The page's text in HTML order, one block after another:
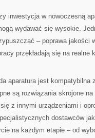
inwestycja w nowoczesną
wydawać się wysokie.
– poprawa jakości
przekładają się na realne
aparatura jest kompatybilna
są rozwiązania skrojone
z innymi urządzeniami i
dostawców
na każdym etapie – od